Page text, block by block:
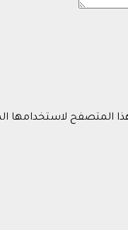
المتصفح لاستخدامها